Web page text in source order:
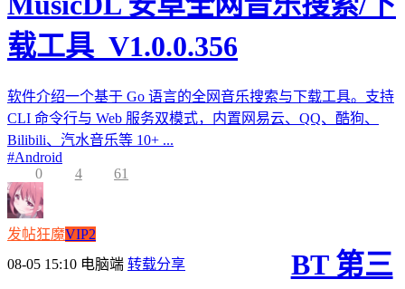
载工具_V1.0.0.356
软件介绍一个基于 Go 语言的全网音乐搜索与下载工具。支持
CLI 命令行与 Web 服务双模式，内置网易云、QQ、酷狗、
Bilibili、汽水音乐等 10+ ...
#Android
0
4 61
发帖狂魔VIP2
08-05 15:10 电脑端 转载分享
BT 第三